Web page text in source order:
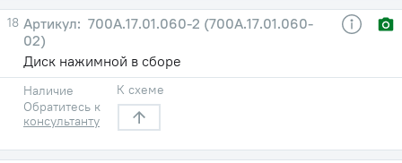
18
700А.17.01.060-2 (700А.17.01.060-
02)
Диск нажимной в сборе
Наличие
Обратитесь к
консультанту
К схеме